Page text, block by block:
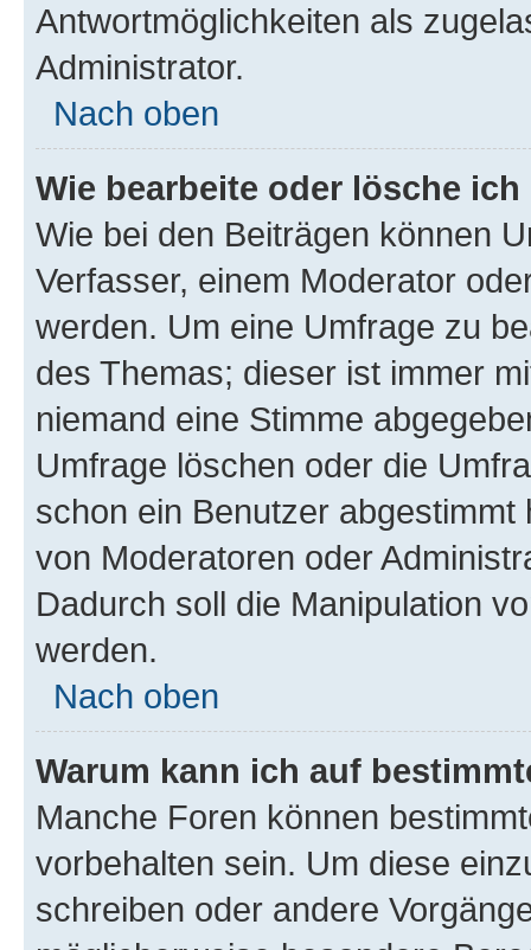
Antwortmöglichkeiten als
Administrator.
Nach oben
Wie bearbeite oder lösche
Wie bei den Beiträgen können
Verfasser, einem Moderator
werden. Um eine Umfrage zu
des Themas; dieser ist immer
niemand eine Stimme
Umfrage löschen oder die
schon ein Benutzer
von Moderatoren oder
Dadurch soll die Manipulation
werden.
Nach oben
Warum kann ich auf
Manche Foren können
vorbehalten sein. Um diese
schreiben oder andere